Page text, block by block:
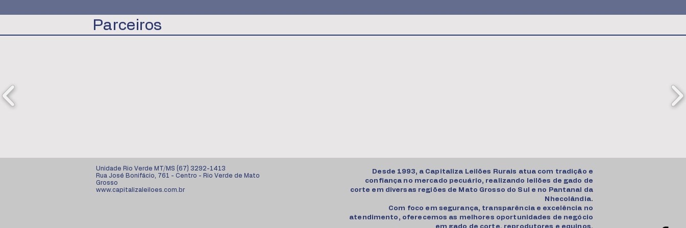
Parceiros
Unidade Rio Verde MT/MS (67) 3292-1413
Rua José Bonifácio, 761 - Centro - Rio Verde de Mato
Grosso
www.capitalizaleiloes.com.br
Desde 1993, a Capitaliza Leilões Rurais atua com tradição e
confiança no mercado pecuário, realizando leilões de gado de
corte em diversas regiões de Mato Grosso do Sul e no Pantanal da
Nhecolândia.
Com foco em segurança, transparência e excelência no
atendimento, oferecemos as melhores oportunidades de negócio